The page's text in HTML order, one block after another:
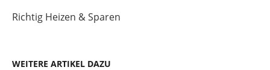
Richtig Heizen & Sparen
WEITERE ARTIKEL DAZU